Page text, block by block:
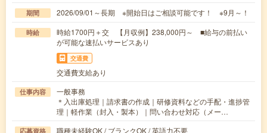
期間 2026/09/01～長期 ※開始日はご相談可能です！ ※9月～！
時給
時給1700円＋交 【月収例】238,000円～ ■給与の前払い
が可能な速払いサービスあり
交通費
交通費支給あり
仕事内容
一般事務
＊入出庫処理｜請求書の作成｜研修資料などの手配・進捗管
理｜軽作業（封入・製本）｜問い合わせ対応（メー…
応募資格 職種未経験OK / ブランクOK / 英語力不要